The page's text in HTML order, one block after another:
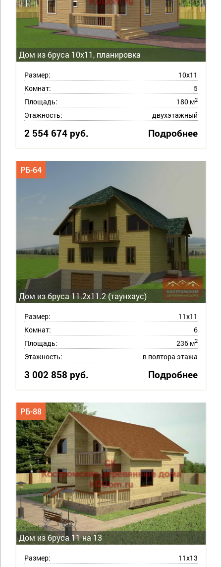
Дом из бруса 10х11, планировка
Размер:
10х11
Комнат:
5
Площадь:
180 м2
Этажность: двухэтажный
2 554 674 руб. Подробнее
Дом из бруса 11.2х11.2 (таунхаус)
РБ-64
Размер:
11х11
Комнат:
6
Площадь:
236 м2
Этажность: в полтора этажа
3 002 858 руб. Подробнее
Дом из бруса 11 на 13
РБ-88
Размер:
11х13